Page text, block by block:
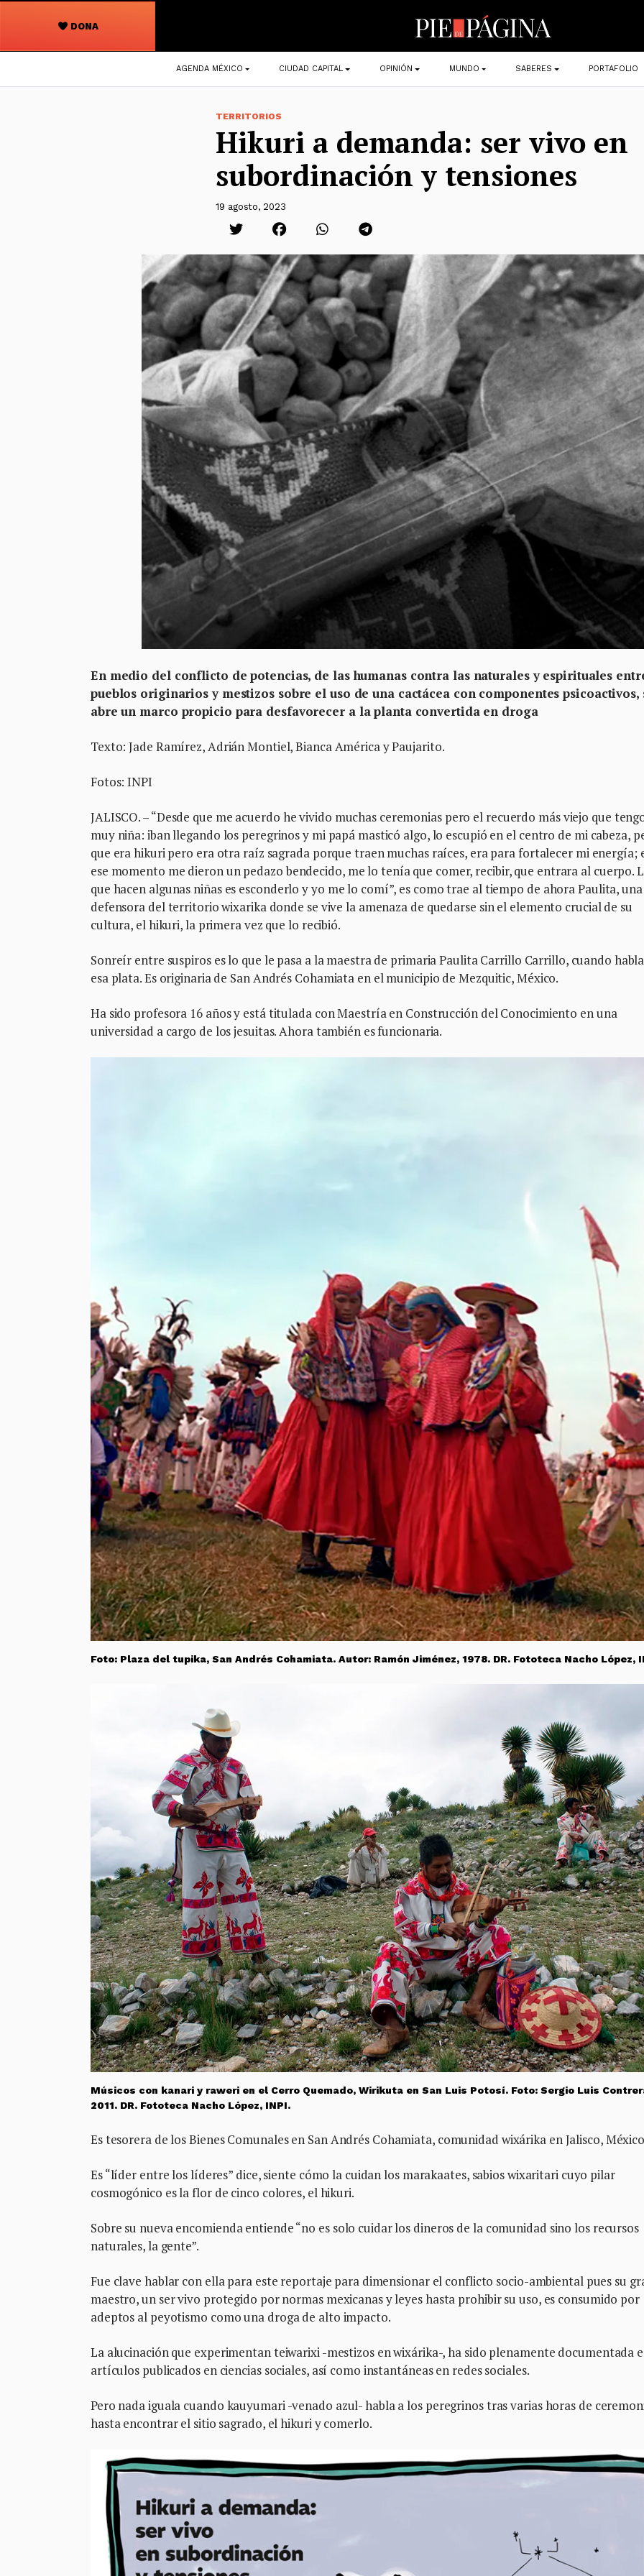
DONA
Navegación
principal
AGENDA MÉXICO CIUDAD CAPITAL OPINIÓN MUNDO SABERES PORTAFOLIO
TERRITORIOS
Hikuri a demanda: ser vivo en
subordinación y tensiones
19 agosto, 2023
En medio del conflicto de potencias, de las humanas contra las naturales y espirituales
pueblos originarios y mestizos sobre el uso de una cactácea con componentes psicoactivos,
abre un marco propicio para desfavorecer a la planta convertida en droga
Texto: Jade Ramírez, Adrián Montiel, Bianca América y Paujarito.
Fotos: INPI
JALISCO. – “Desde que me acuerdo he vivido muchas ceremonias pero el recuerdo más viejo que
muy niña: iban llegando los peregrinos y mi papá masticó algo, lo escupió en el centro de mi cabeza,
que era hikuri pero era otra raíz sagrada porque traen muchas raíces, era para fortalecer mi energía;
ese momento me dieron un pedazo bendecido, me lo tenía que comer, recibir, que entrara al cuerpo.
que hacen algunas niñas es esconderlo y yo me lo comí”, es como trae al tiempo de ahora Paulita, una
defensora del territorio wixarika donde se vive la amenaza de quedarse sin el elemento crucial de su
cultura, el hikuri, la primera vez que lo recibió.
Sonreír entre suspiros es lo que le pasa a la maestra de primaria Paulita Carrillo Carrillo, cuando
esa plata. Es originaria de San Andrés Cohamiata en el municipio de Mezquitic, México.
Ha sido profesora 16 años y está titulada con Maestría en Construcción del Conocimiento en una
universidad a cargo de los jesuitas. Ahora también es funcionaria.
Foto: Plaza del tupika, San Andrés Cohamiata. Autor: Ramón Jiménez, 1978. DR. Fototeca Nacho López,
Músicos con kanari y raweri en el Cerro Quemado, Wirikuta en San Luis Potosí. Foto: Sergio Luis
2011. DR. Fototeca Nacho López, INPI.
Es tesorera de los Bienes Comunales en San Andrés Cohamiata, comunidad wixárika en Jalisco,
Es “líder entre los líderes” dice, siente cómo la cuidan los marakaates, sabios wixaritari cuyo pilar
cosmogónico es la flor de cinco colores, el hikuri.
Sobre su nueva encomienda entiende “no es solo cuidar los dineros de la comunidad sino los recursos
naturales, la gente”.
Fue clave hablar con ella para este reportaje para dimensionar el conflicto socio-ambiental pues su
maestro, un ser vivo protegido por normas mexicanas y leyes hasta prohibir su uso, es consumido por
adeptos al peyotismo como una droga de alto impacto.
La alucinación que experimentan teiwarixi -mestizos en wixárika-, ha sido plenamente documentada
artículos publicados en ciencias sociales, así como instantáneas en redes sociales.
Pero nada iguala cuando kauyumari -venado azul- habla a los peregrinos tras varias horas de
hasta encontrar el sitio sagrado, el hikuri y comerlo.